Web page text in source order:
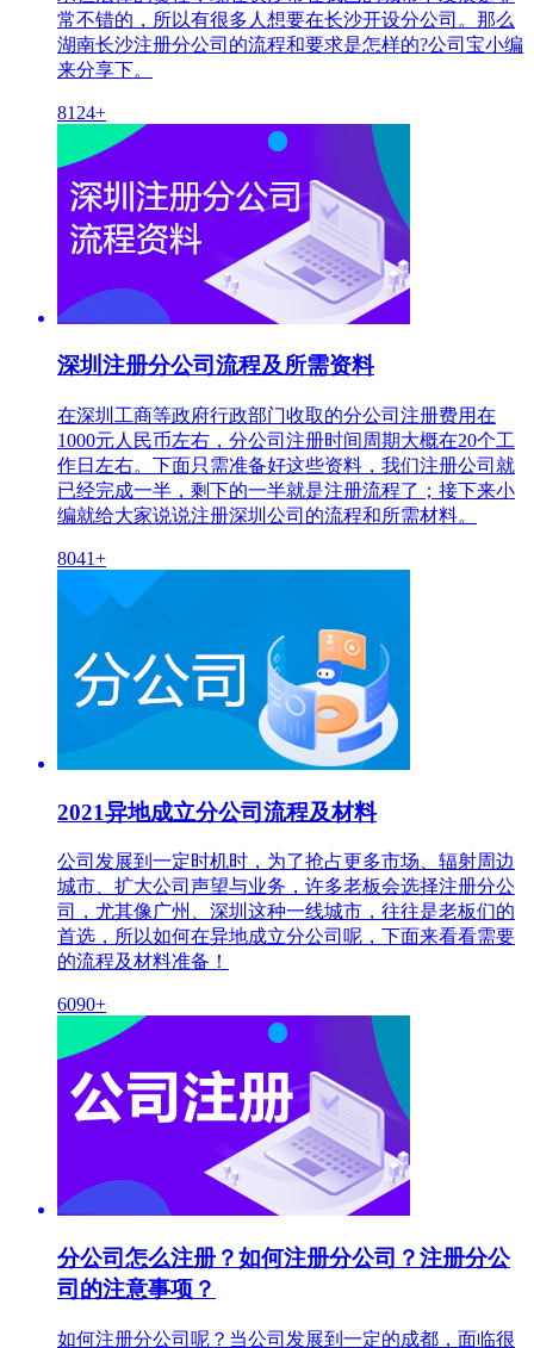
常不错的，所以有很多人想要在长沙开设分公司。那么
湖南长沙注册分公司的流程和要求是怎样的?公司宝小编
来分享下。
8124+
深圳注册分公司流程及所需资料
在深圳工商等政府行政部门收取的分公司注册费用在
1000元人民币左右，分公司注册时间周期大概在20个工
作日左右。下面只需准备好这些资料，我们注册公司就
已经完成一半，剩下的一半就是注册流程了；接下来小
编就给大家说说注册深圳公司的流程和所需材料。
8041+
2021异地成立分公司流程及材料
公司发展到一定时机时，为了抢占更多市场、辐射周边
城市、扩大公司声望与业务，许多老板会选择注册分公
司，尤其像广州、深圳这种一线城市，往往是老板们的
首选，所以如何在异地成立分公司呢，下面来看看需要
的流程及材料准备！
6090+
分公司怎么注册？如何注册分公司？注册分公
司的注意事项？
如何注册分公司呢？当公司发展到一定的成都，面临很